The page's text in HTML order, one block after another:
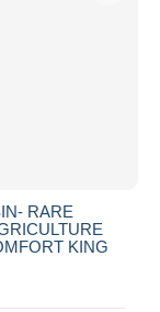
RARE
KING